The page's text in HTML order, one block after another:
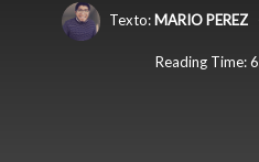
Texto: MARIO PEREZ
Reading Time: